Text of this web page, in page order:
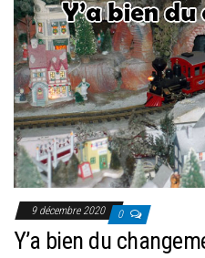
9 décembre 2020 0
Y’a bien du